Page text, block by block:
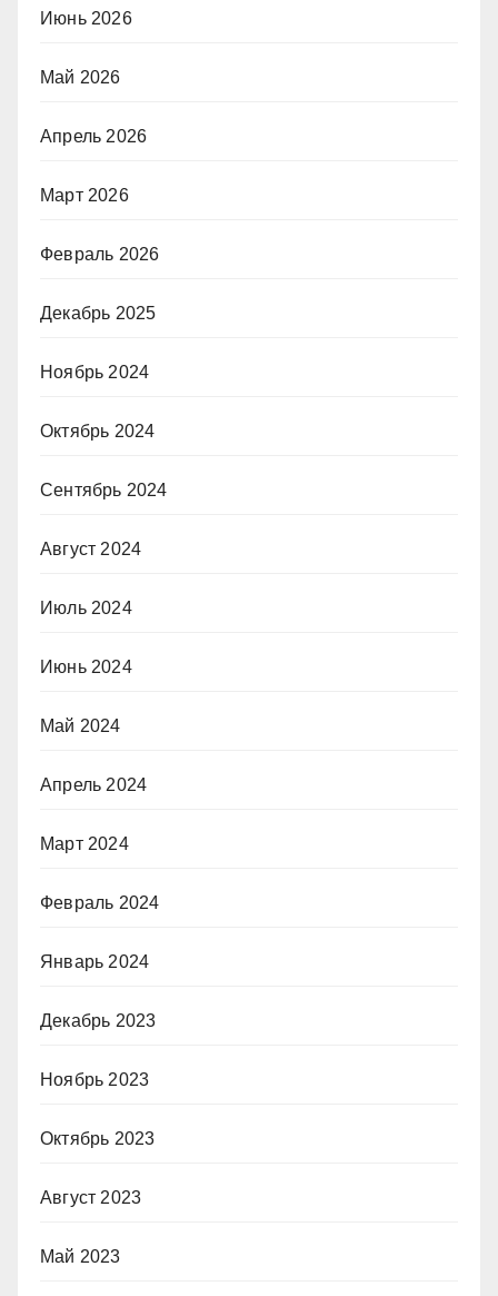
Июнь 2026
Май 2026
Апрель 2026
Март 2026
Февраль 2026
Декабрь 2025
Ноябрь 2024
Октябрь 2024
Сентябрь 2024
Август 2024
Июль 2024
Июнь 2024
Май 2024
Апрель 2024
Март 2024
Февраль 2024
Январь 2024
Декабрь 2023
Ноябрь 2023
Октябрь 2023
Август 2023
Май 2023